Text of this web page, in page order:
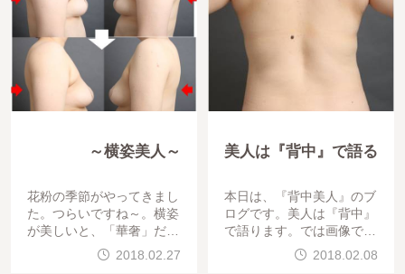
～横姿美人～
花粉の季節がやってきまし
た。つらいですね～。横姿
が美しいと、「華奢」だっ
たり、「品や華がある」と
言われます。また、男性は
2018.02.27
美人は『背中』で語る
本日は、『背中美人』のブ
ログです。美人は『背中』
で語ります。では画像です
。すっきり 『背中美人』
です。背中から
2018.02.08